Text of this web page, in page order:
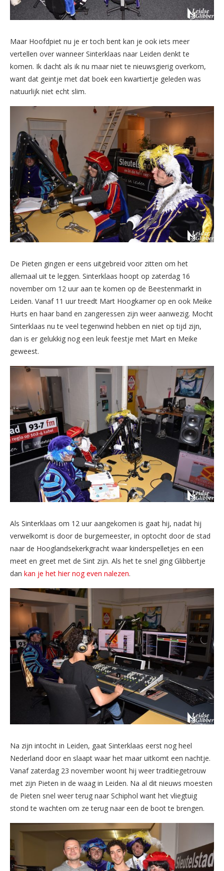
Maar Hoofdpiet nu je er toch bent kan je ook iets meer
vertellen over wanneer Sinterklaas naar Leiden denkt te
komen. Ik dacht als ik nu maar niet te nieuwsgierig overkom,
want dat geintje met dat boek een kwartiertje geleden was
natuurlijk niet echt slim.
De Pieten gingen er eens uitgebreid voor zitten om het
allemaal uit te leggen. Sinterklaas hoopt op zaterdag 16
november om 12 uur aan te komen op de Beestenmarkt in
Leiden. Vanaf 11 uur treedt Mart Hoogkamer op en ook Meike
Hurts en haar band en zangeressen zijn weer aanwezig. Mocht
Sinterklaas nu te veel tegenwind hebben en niet op tijd zijn,
dan is er gelukkig nog een leuk feestje met Mart en Meike
geweest.
Als Sinterklaas om 12 uur aangekomen is gaat hij, nadat hij
verwelkomt is door de burgemeester, in optocht door de stad
naar de Hooglandsekerkgracht waar kinderspelletjes en een
meet en greet met de Sint zijn. Als het te snel ging Glibbertje
dan kan je het hier nog even nalezen.
Na zijn intocht in Leiden, gaat Sinterklaas eerst nog heel
Nederland door en slaapt waar het maar uitkomt een nachtje.
Vanaf zaterdag 23 november woont hij weer traditiegetrouw
met zijn Pieten in de waag in Leiden. Na al dit nieuws moesten
de Pieten snel weer terug naar Schiphol want het vliegtuig
stond te wachten om ze terug naar een de boot te brengen.